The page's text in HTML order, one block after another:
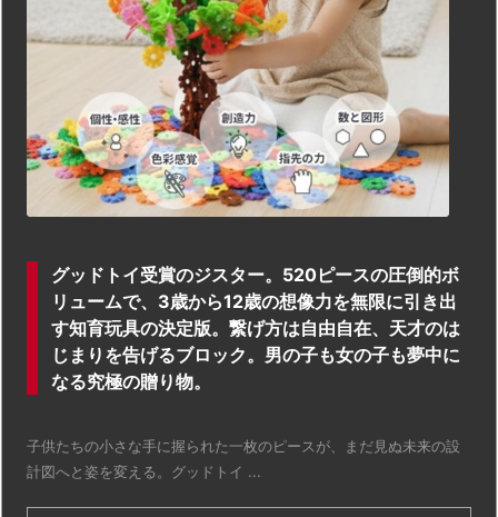
グッドトイ受賞のジスター。520ピースの圧倒的ボ
リュームで、3歳から12歳の想像力を無限に引き出
す知育玩具の決定版。繋げ方は自由自在、天才のは
じまりを告げるブロック。男の子も女の子も夢中に
なる究極の贈り物。
子供たちの小さな手に握られた一枚のピースが、まだ見ぬ未来の設
計図へと姿を変える。グッドトイ ...